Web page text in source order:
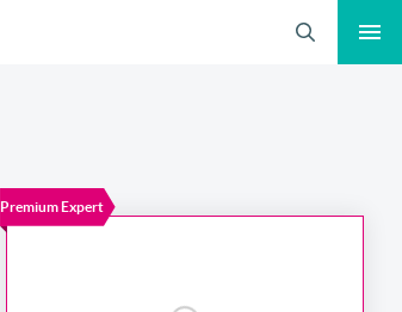
Premium Expert